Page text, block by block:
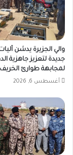
والي الجزيرة يدشن
جديدة لتعزيز جاهزية
لمجابهة طوارئ الخريف
أغسطس 6, 2026